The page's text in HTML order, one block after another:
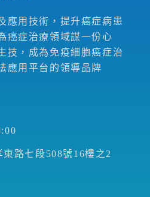
應用技術，提升癌症病患
癌症治療領域謀一份心
技，成為免疫細胞癌症治
應用平台的領導品牌
路七段508號16樓之2